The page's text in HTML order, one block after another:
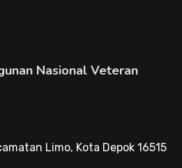
Nasional Veteran
Limo, Kota Depok 16515